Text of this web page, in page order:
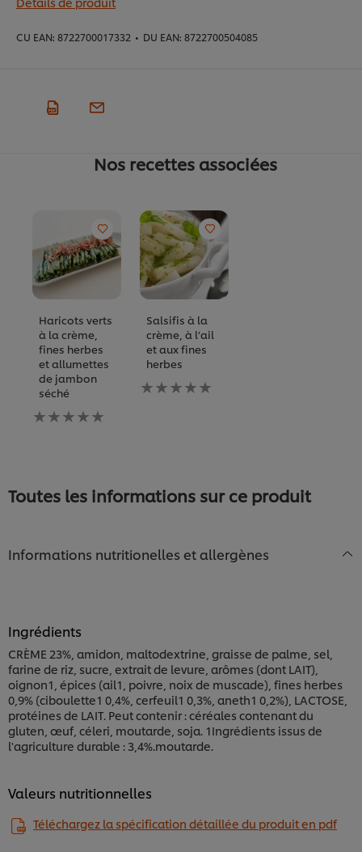
CU EAN: 8722700017332 • DU EAN: 8722700504085
Nos recettes associées
Haricots verts
à la crème,
fines herbes
et allumettes
de jambon
séché
Aucune
évaluation
Salsifis à la
crème, à l’ail
et aux fines
herbes
Aucune
évaluation
Toutes les informations sur ce produit
Informations nutritionelles et allergènes
Ingrédients
CRÈME 23%, amidon, maltodextrine, graisse de palme, sel,
farine de riz, sucre, extrait de levure, arômes (dont LAIT),
oignon1, épices (ail1, poivre, noix de muscade), fines herbes
0,9% (ciboulette1 0,4%, cerfeuil1 0,3%, aneth1 0,2%), LACTOSE,
protéines de LAIT. Peut contenir : céréales contenant du
gluten, œuf, céleri, moutarde, soja. 1Ingrédients issus de
l'agriculture durable : 3,4%.moutarde.
Valeurs nutritionnelles
Téléchargez la spécification détaillée du produit en pdf
Nous utilisons des cookies et techniques similaires
cookies vous permettent de profiter de certaines